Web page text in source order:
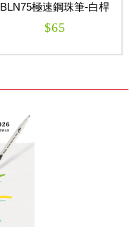
BLN75極速鋼珠筆-白桿
0.5mm ENERGEL
$65